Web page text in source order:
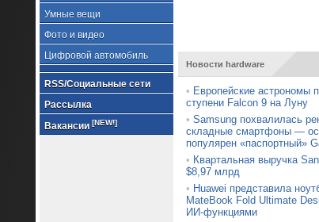
Умные вещи
Фото и видео
Цифровой автомобиль
RSS/Социальные сети
Рассылка
Вакансии [NEW!]
Новости hardware
• Европейские астрономы
ступени Falcon 9 на Луну
• Samsung похвалилась
складные смартфоны —
популярен «паспортный»
• Квартальная выручка
$8,97 млрд
• Huawei представила
MateBook Fold Ultimate
ИИ-функциями